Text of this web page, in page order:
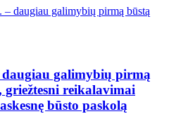
galimybių pirmą
griežtesni reikalavimai
būsto paskolą